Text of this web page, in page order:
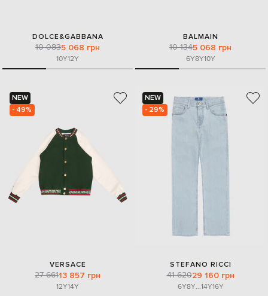
DOLCE&GABBANA
10 0835 068 грн
10Y12Y
BALMAIN
10 1345 068 грн
6Y8Y10Y
NEW
- 49%
VERSACE
27 66113 857 грн
12Y14Y
NEW
- 29%
STEFANO RICCI
41 62029 160 грн
6Y8Y...14Y16Y